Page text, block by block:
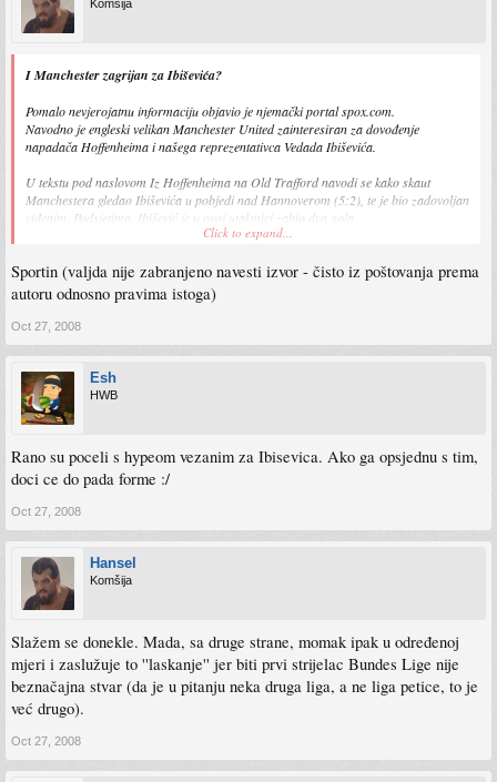
Komšija
I Manchester zagrijan za Ibiševića?
Pomalo nevjerojatnu informaciju objavio je njemački portal spox.com.
Navodno je engleski velikan Manchester United zainteresiran za dovođenje
napadača Hoffenheima i našega reprezentativca Vedada Ibiševića.
U tekstu pod naslovom Iz Hoffenheima na Old Trafford navodi se kako skaut
Manchestera gledao Ibiševića u pobjedi nad Hannoverom (5:2), te je bio zadovoljan
viđenim. Podsjetimo, Ibišević je u ovoj utakmici zabio dva gola.
Click to expand...
Sportin (valjda nije zabranjeno navesti izvor - čisto iz poštovanja prema
autoru odnosno pravima istoga)
Oct 27, 2008
Esh
HWB
Rano su poceli s hypeom vezanim za Ibisevica. Ako ga opsjednu s tim,
doci ce do pada forme :/
Oct 27, 2008
Hansel
Komšija
Slažem se donekle. Mada, sa druge strane, momak ipak u određenoj
mjeri i zaslužuje to ''laskanje'' jer biti prvi strijelac Bundes Lige nije
beznačajna stvar (da je u pitanju neka druga liga, a ne liga petice, to je
već drugo).
Oct 27, 2008